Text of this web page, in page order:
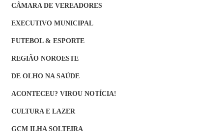
CÂMARA DE VEREADORES
EXECUTIVO MUNICIPAL
FUTEBOL & ESPORTE
REGIÃO NOROESTE
DE OLHO NA SAÚDE
ACONTECEU? VIROU NOTÍCIA!
CULTURA E LAZER
GCM ILHA SOLTEIRA